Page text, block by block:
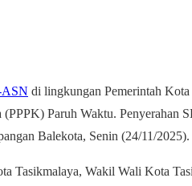
ASN di lingkungan Pemerintah Kota
Paruh Waktu. Penyerahan
Balekota, Senin (24/11/2025).
Tasikmalaya, Wakil Wali Kota